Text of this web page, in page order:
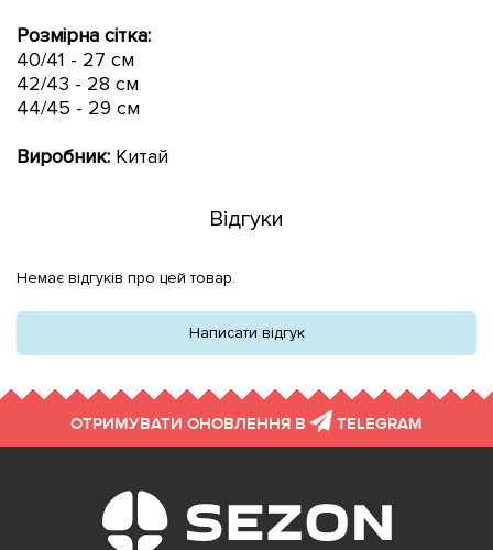
Розмірна сітка:
40/41 - 27 см
42/43 - 28 см
44/45 - 29 см
Виробник: Китай
Відгуки
Немає відгуків про цей товар.
Написати відгук
ОТРИМУВАТИ ОНОВЛЕННЯ В TELEGRAM